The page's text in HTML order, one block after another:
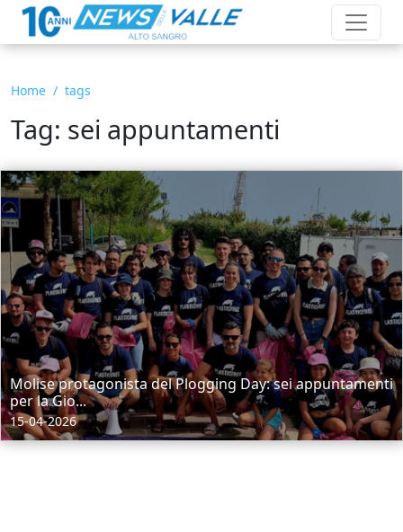
Home tags
Tag: sei appuntamenti
Molise protagonista del Plogging Day: sei appuntamenti
per la Gio...
15-04-2026